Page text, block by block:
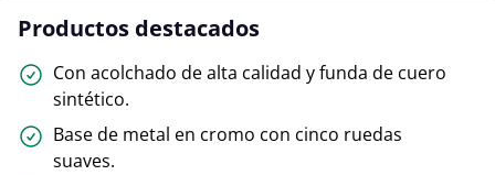
Productos destacados
Con acolchado de alta calidad y funda de cuero
sintético.
Base de metal en cromo con cinco ruedas
suaves.